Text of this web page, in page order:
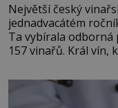
Největší český
jednadvacátém
Ta vybírala odborná
157 vinařů.